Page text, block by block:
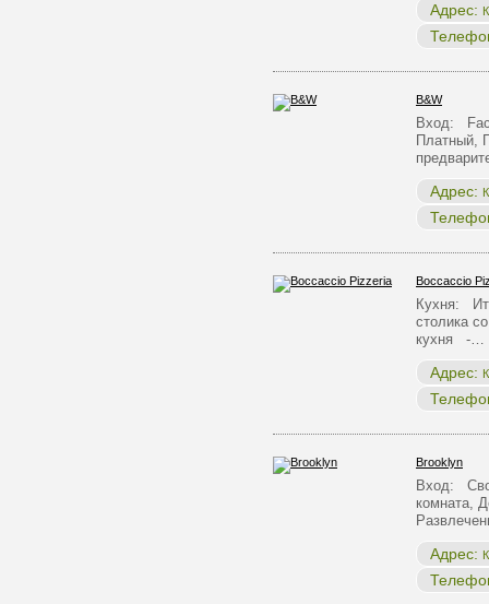
Адрес:
B&W
Вход:
Платный,
Адрес:
Boccaccio
Кухня:
столика
кухня -…
Адрес:
Brooklyn
Вход:
комната,
Адрес: